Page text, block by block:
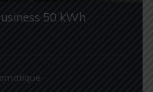
50 kWh